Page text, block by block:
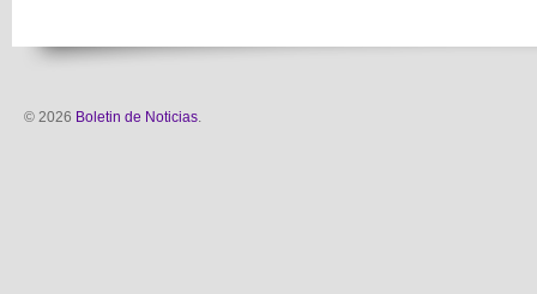
© 2026 Boletin de Noticias.